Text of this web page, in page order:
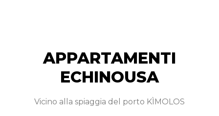
APPARTAMENTI
ECHINOUSA
Vicino alla spiaggia del porto KÌMOLOS